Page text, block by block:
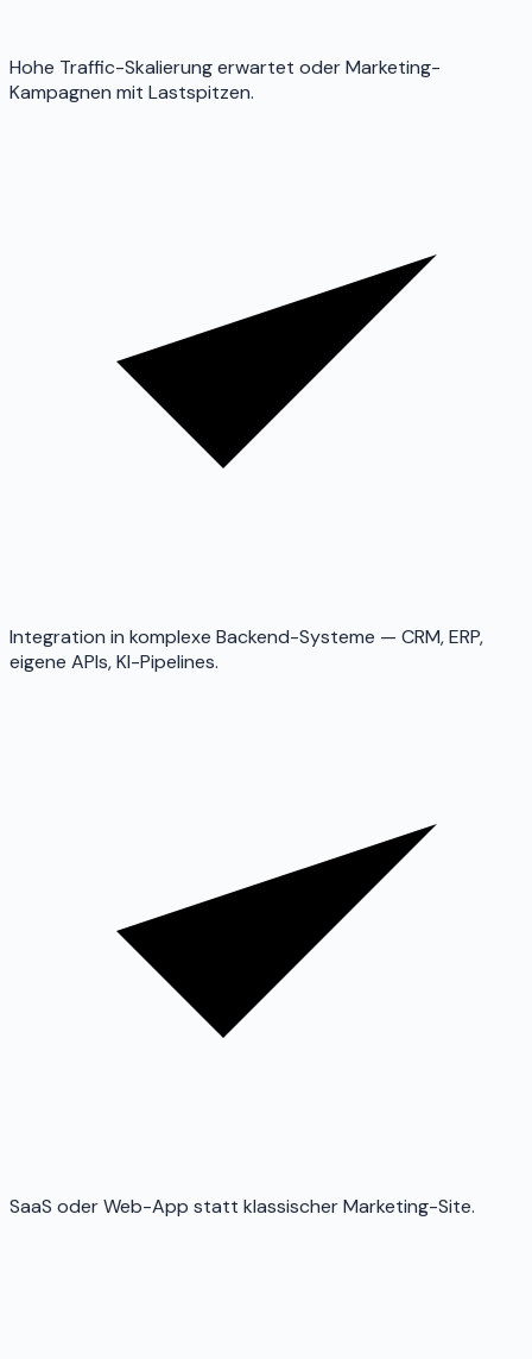
Hohe Traffic-Skalierung erwartet oder Marketing-
Kampagnen mit Lastspitzen.
Integration in komplexe Backend-Systeme — CRM, ERP,
eigene APIs, KI-Pipelines.
SaaS oder Web-App statt klassischer Marketing-Site.